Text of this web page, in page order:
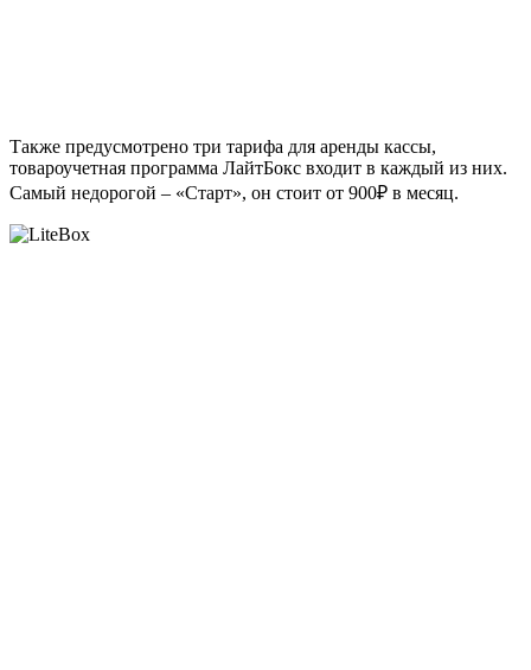
Также предусмотрено три тарифа для аренды кассы,
товароучетная программа ЛайтБокс входит в каждый из них.
Самый недорогой – «Старт», он стоит от 900₽ в месяц.